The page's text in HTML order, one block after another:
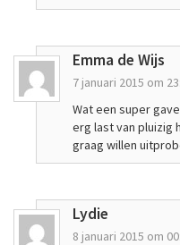
Emma de Wijs
7 januari 2015 om
Wat een super
erg last van pluizig
graag willen
Lydie
8 januari 2015 om